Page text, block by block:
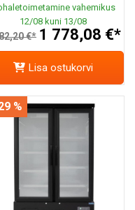
vahemikus
12/08 kuni 13/08
€* 1 778,08 €*
Lisa ostukorvi
%